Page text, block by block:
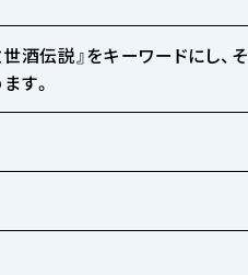
酒伝説』をキーワードにし、そ
す。